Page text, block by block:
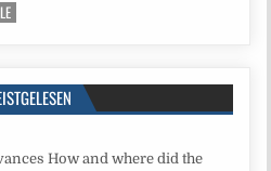
How and where did the